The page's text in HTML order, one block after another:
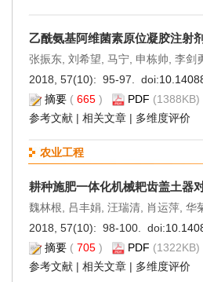
乙酰氨基阿维菌素原位凝胶注射
张振东, 刘希望, 马宁, 申栋帅, 李剑
2018, 57(10): 95-97. doi:
摘要 ( 665 ) PDF (1388KB)
参考文献 | 相关文章 | 多维度评价
农业工程
耕种施肥一体化机械耙齿盖土器
魏林根, 吕丰娟, 汪瑞清, 肖运萍, 华
2018, 57(10): 98-100. doi:
摘要 ( 705 ) PDF (1322KB)
参考文献 | 相关文章 | 多维度评价